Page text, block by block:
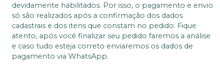
devidamente habilitados. Por isso, o pagamento e envio
só são realizados após a confirmação dos dados
cadastrais e dos itens que constam no pedido. Fique
atento, após você finalizar seu pedido faremos a análise
e caso tudo esteja correto enviaremos os dados de
pagamento via WhatsApp.